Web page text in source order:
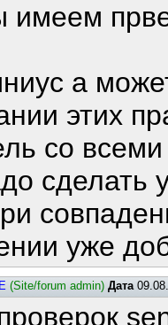
имеем
а
этих
со
сделать
уже
(Site/forum admin) Дата